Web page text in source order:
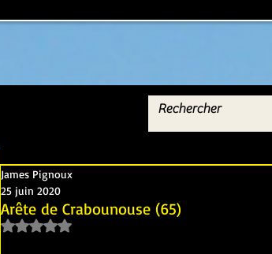
Arête de Crabounouse (65)
James Pignoux
25 juin 2020
Noté NaN étoiles sur 5.